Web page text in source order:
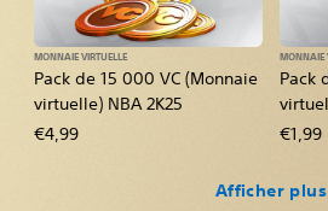
Pack de 15 000 VC (Monnaie
virtuelle) NBA 2K25
MONNAIE VIRTUELLE
€4,99
Pack
MONNAIE
€1,99
Afficher plus